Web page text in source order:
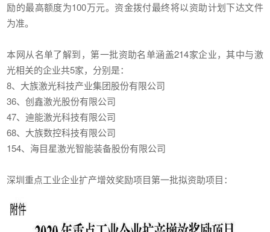
励的最高额度为100万元。资金拨付最终将以资助计划下达文件
为准。
本网从名单了解到，第一批资助名单涵盖214家企业，其中与激
光相关的企业共5家，分别是：
8、大族激光科技产业集团股份有限公司
36、创鑫激光股份有限公司
47、迪能激光科技有限公司
68、大族数控科技有限公司
154、海目星激光智能装备股份有限公司
深圳重点工业企业扩产增效奖励项目第一批拟资助项目：